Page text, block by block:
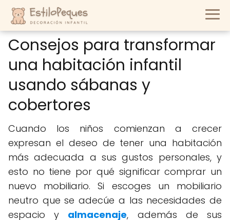
Consejos para transformar
una habitación infantil
usando sábanas y
cobertores
Cuando los niños comienzan a crecer
expresan el deseo de tener una habitación
más adecuada a sus gustos personales, y
esto no tiene por qué significar comprar un
nuevo mobiliario. Si escoges un mobiliario
neutro que se adecúe a las necesidades de
espacio y almacenaje, además de sus